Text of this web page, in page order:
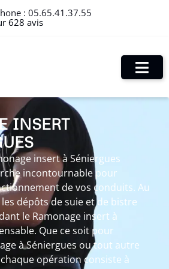
: 05.65.41.37.55
628 avis
INSERT
insert à Séniergues
incontournable pour
de vos conduits. Au
dépôts de suie et de bistre
le Ramonage insert à
Que ce soit pour
à Séniergues ou tout autre
opération consiste à